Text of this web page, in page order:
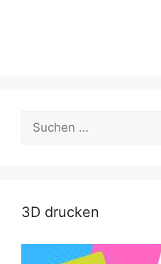
Suche
nach:
3D drucken